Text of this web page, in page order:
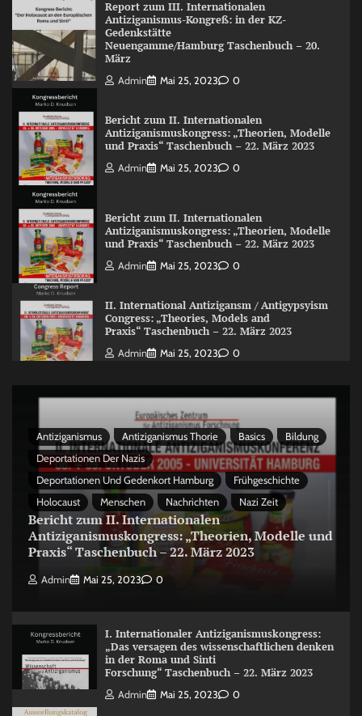
Report zum III. Internationalen
Antiziganismus-Kongreß: in der KZ-
Gedenkstätte
Neuengamme/Hamburg Taschenbuch – 20.
März
Admin Mai 25, 2023 0
Bericht zum II. Internationalen
Antiziganismuskongress: „Theorien, Modelle
und Praxis“ Taschenbuch – 22. März 2023
Admin Mai 25, 2023 0
Bericht zum II. Internationalen
Antiziganismuskongress: „Theorien, Modelle
und Praxis“ Taschenbuch – 22. März 2023
Admin Mai 25, 2023 0
II. International Antizigansm / Antigypsyism
Congress: „Theories, Models and
Praxis“ Taschenbuch – 22. März 2023
Admin Mai 25, 2023 0
Antiziganismus Antiziganismus Thorie Basics
Bildung
Deportationen Der Nazis
Deportationen Und Gedenkort Hamburg
Frühgeschichte
Holocaust
Menschen Nachrichten Nazi Zeit
Bericht zum II. Internationalen
Antiziganismuskongress: „Theorien, Modelle und
Praxis“ Taschenbuch – 22. März 2023
Admin Mai 25, 2023 0
I. Internationaler Antiziganismuskongress:
„Das versagen des wissenschaftlichen denken
in der Roma und Sinti
Forschung“ Taschenbuch – 22. März 2023
Admin Mai 25, 2023 0